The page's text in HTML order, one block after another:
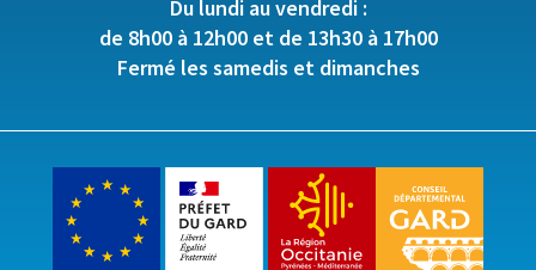
Du lundi au vendredi :
de 8h00 à 12h00 et de 13h30 à 17h00
Fermé les samedis et dimanches